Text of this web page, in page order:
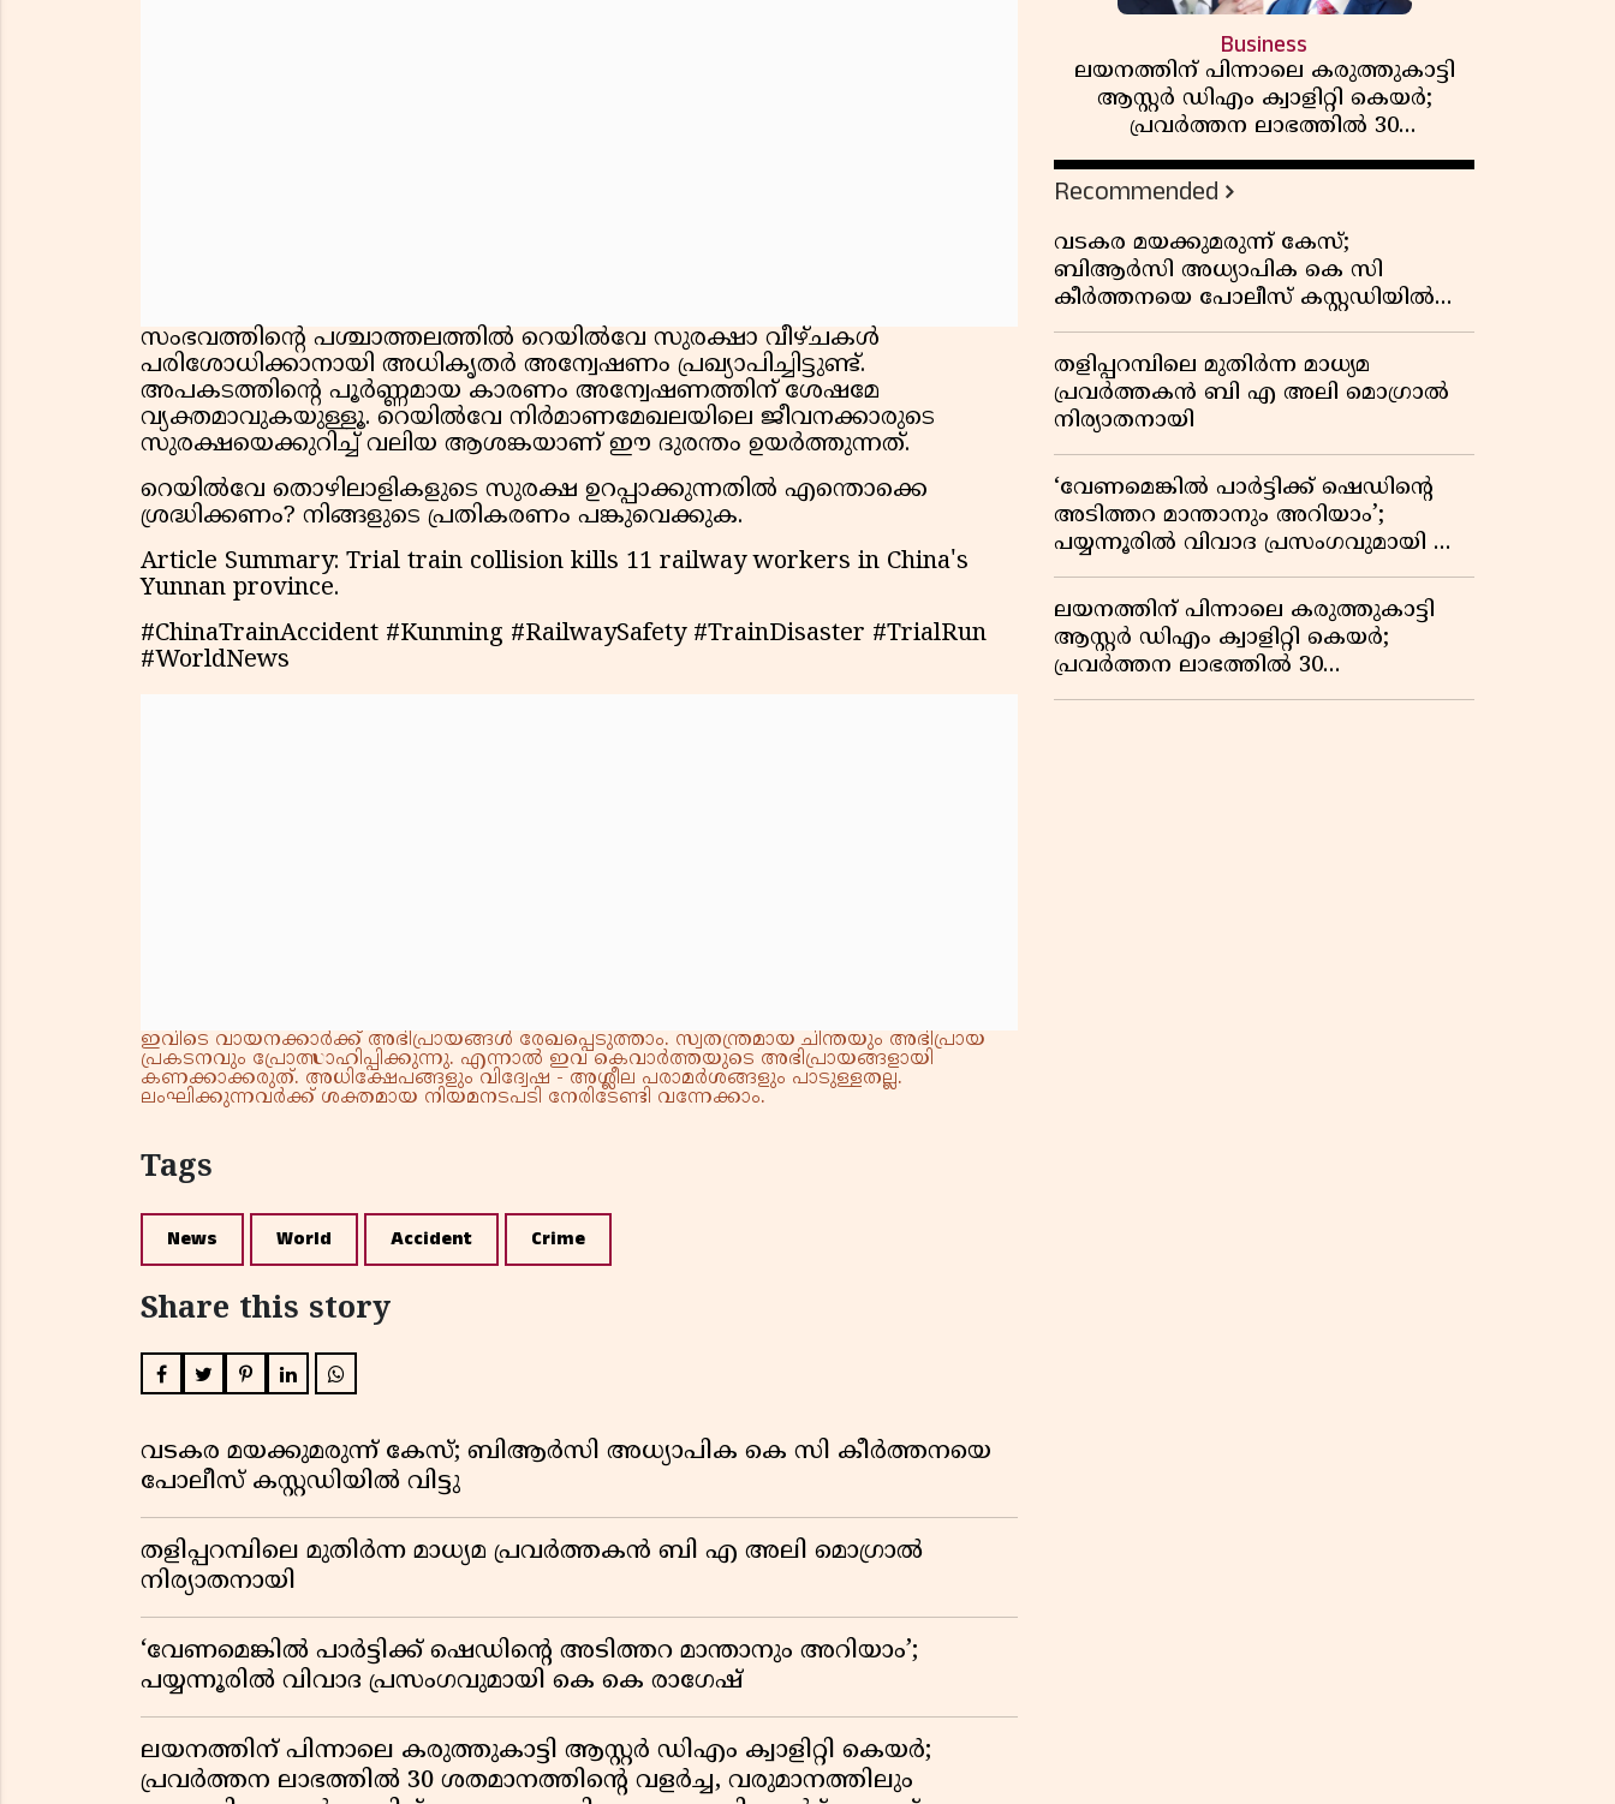
സംഭവത്തിൻ്റെ പശ്ചാത്തലത്തിൽ റെയിൽവേ സുരക്ഷാ വീഴ്ചകൾ
പരിശോധിക്കാനായി അധികൃതർ അന്വേഷണം പ്രഖ്യാപിച്ചിട്ടുണ്ട്.
അപകടത്തിൻ്റെ പൂർണ്ണമായ കാരണം അന്വേഷണത്തിന് ശേഷമേ
വ്യക്തമാവുകയുള്ളൂ. റെയിൽവേ നിർമാണമേഖലയിലെ ജീവനക്കാരുടെ
സുരക്ഷയെക്കുറിച്ച് വലിയ ആശങ്കയാണ് ഈ ദുരന്തം ഉയർത്തുന്നത്.
റെയിൽവേ തൊഴിലാളികളുടെ സുരക്ഷ ഉറപ്പാക്കുന്നതിൽ എന്തൊക്കെ
ശ്രദ്ധിക്കണം? നിങ്ങളുടെ പ്രതികരണം പങ്കുവെക്കുക.
Article Summary: Trial train collision kills 11 railway workers in China's
Yunnan province.
#ChinaTrainAccident #Kunming #RailwaySafety #TrainDisaster #TrialRun
#WorldNews
ഇവിടെ വായനക്കാർക്ക് അഭിപ്രായങ്ങൾ രേഖപ്പെടുത്താം. സ്വതന്ത്രമായ ചിന്തയും അഭിപ്രായ
പ്രകടനവും പ്രോത്സാഹിപ്പിക്കുന്നു. എന്നാൽ ഇവ കെവാർത്തയുടെ അഭിപ്രായങ്ങളായി
കണക്കാക്കരുത്. അധിക്ഷേപങ്ങളും വിദ്വേഷ - അശ്ലീല പരാമർശങ്ങളും പാടുള്ളതല്ല.
ലംഘിക്കുന്നവർക്ക് ശക്തമായ നിയമനടപടി നേരിടേണ്ടി വന്നേക്കാം.
Tags
News World Accident Crime
Share this story
വടകര മയക്കുമരുന്ന് കേസ്; ബിആർസി അധ്യാപിക കെ സി കീർത്തനയെ
പോലീസ് കസ്റ്റഡിയിൽ വിട്ടു
തളിപ്പറമ്പിലെ മുതിർന്ന മാധ്യമ പ്രവർത്തകൻ ബി എ അലി മൊഗ്രാൽ
നിര്യാതനായി
‘വേണമെങ്കിൽ പാർട്ടിക്ക് ഷെഡിൻ്റെ അടിത്തറ മാന്താനും അറിയാം’;
പയ്യന്നൂരിൽ വിവാദ പ്രസംഗവുമായി കെ കെ രാഗേഷ്
ലയനത്തിന് പിന്നാലെ കരുത്തുകാട്ടി ആസ്റ്റർ ഡിഎം ക്വാളിറ്റി കെയർ;
പ്രവർത്തന ലാഭത്തിൽ 30 ശതമാനത്തിൻ്റെ വളർച്ച, വരുമാനത്തിലും
Business
ലയനത്തിന് പിന്നാലെ കരുത്തുകാട്ടി
ആസ്റ്റർ ഡിഎം ക്വാളിറ്റി കെയർ;
പ്രവർത്തന ലാഭത്തിൽ 30
ശതമാനത്തിൻ്റെ വളർച്ച,
വരുമാനത്തിലും ലാഭത്തിലും വൻ
കുതിപ്പ് രേഖപ്പെടുത്തി ആദ്യ പാദ
റിപ്പോർട്ട് പുറത്ത്
Recommended
വടകര മയക്കുമരുന്ന് കേസ്;
ബിആർസി അധ്യാപിക കെ സി
കീർത്തനയെ പോലീസ് കസ്റ്റഡിയിൽ
വിട്ടു
തളിപ്പറമ്പിലെ മുതിർന്ന മാധ്യമ
പ്രവർത്തകൻ ബി എ അലി മൊഗ്രാൽ
നിര്യാതനായി
‘വേണമെങ്കിൽ പാർട്ടിക്ക് ഷെഡിൻ്റെ
അടിത്തറ മാന്താനും അറിയാം’;
പയ്യന്നൂരിൽ വിവാദ പ്രസംഗവുമായി കെ
കെ രാഗേഷ്
ലയനത്തിന് പിന്നാലെ കരുത്തുകാട്ടി
ആസ്റ്റർ ഡിഎം ക്വാളിറ്റി കെയർ;
പ്രവർത്തന ലാഭത്തിൽ 30
ശതമാനത്തിൻ്റെ വളർച്ച,